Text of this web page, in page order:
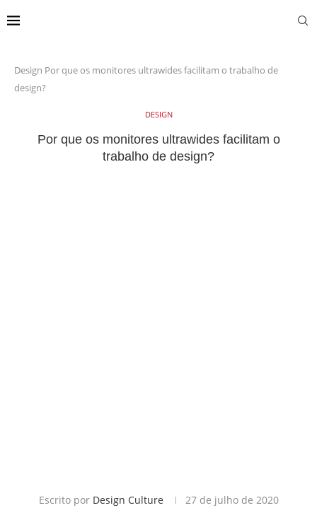
Design Por que os monitores ultrawides facilitam o trabalho de
design?
DESIGN
Por que os monitores ultrawides facilitam o
trabalho de design?
Escrito por Design Culture 27 de julho de 2020